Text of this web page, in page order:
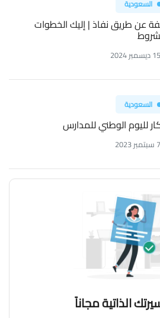
السعودية
عن طريق نفاذ | إليك الخطوات
15 ديسمبر 2024
السعودية
لليوم الوطني للمدارس
7 سبتمبر 2023
الذاتية مجاناً